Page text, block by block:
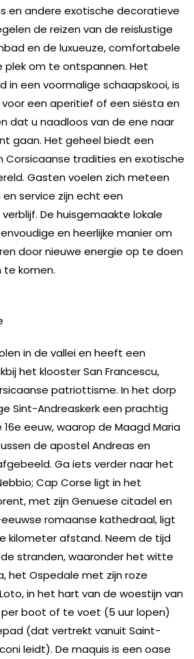
en andere exotische decoratieve
de reizen van de reislustige
en de luxueuze, comfortabele
plek om te ontspannen. Het
in een voormalige schaapskooi, is
een aperitief of een siësta en
dat u naadloos van de ene naar
gaan. Het geheel biedt een
Corsicaanse tradities en exotische
Gasten voelen zich meteen
service zijn echt een
De huisgemaakte lokale
en heerlijke manier om
door nieuwe energie op te doen
te komen.
in de vallei en heeft een
het klooster San Francescu,
patriottisme. In het dorp
Sint-Andreaskerk een prachtig
eeuw, waarop de Maagd Maria
de apostel Andreas en
Ga iets verder naar het
Cap Corse ligt in het
met zijn Genuese citadel en
romaanse kathedraal, ligt
kilometer afstand. Neem de tijd
stranden, waaronder het witte
het Ospedale met zijn roze
in het hart van de woestijn van
boot of te voet (5 uur lopen)
(dat vertrekt vanuit Saint-
leidt). De maquis is een oase